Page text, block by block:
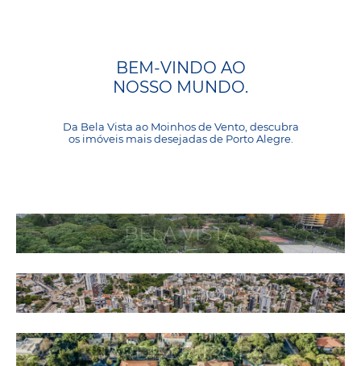
BEM-VINDO AO
NOSSO MUNDO.
Da Bela Vista ao Moinhos de Vento, descubra
os imóveis mais desejadas de Porto Alegre.
BELA VISTA
AUXILIADORA
JARDIM EUROPA